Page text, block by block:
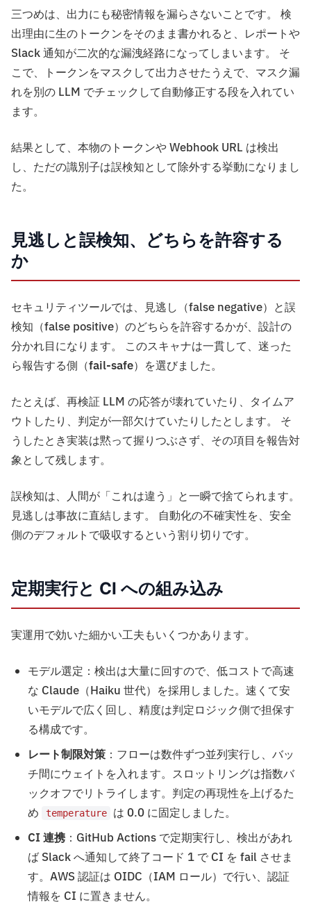
三つめは、出力にも秘密情報を漏らさないことです。 検
出理由に生のトークンをそのまま書かれると、レポートや
Slack 通知が二次的な漏洩経路になってしまいます。 そ
こで、トークンをマスクして出力させたうえで、マスク漏
れを別の LLM でチェックして自動修正する段を入れてい
ます。
結果として、本物のトークンや Webhook URL は検出
し、ただの識別子は誤検知として除外する挙動になりまし
た。
見逃しと誤検知、どちらを許容する
か
セキュリティツールでは、見逃し（false negative）と誤
検知（false positive）のどちらを許容するかが、設計の
分かれ目になります。 このスキャナは一貫して、迷った
ら報告する側（fail-safe）を選びました。
たとえば、再検証 LLM の応答が壊れていたり、タイムア
ウトしたり、判定が一部欠けていたりしたとします。 そ
うしたとき実装は黙って握りつぶさず、その項目を報告対
象として残します。
誤検知は、人間が「これは違う」と一瞬で捨てられます。
見逃しは事故に直結します。 自動化の不確実性を、安全
側のデフォルトで吸収するという割り切りです。
定期実行と CI への組み込み
実運用で効いた細かい工夫もいくつかあります。
モデル選定：検出は大量に回すので、低コストで高速
な Claude（Haiku 世代）を採用しました。速くて安
いモデルで広く回し、精度は判定ロジック側で担保す
る構成です。
レート制限対策 ：フローは数件ずつ並列実行し、バッ
チ間にウェイトを入れます。スロットリングは指数バ
ックオフでリトライします。判定の再現性を上げるた
め
temperature
は 0.0 に固定しました。
CI 連携 ：GitHub Actions で定期実行し、検出があれ
ば Slack へ通知して終了コード 1 で CI を fail させま
す。AWS 認証は OIDC（IAM ロール）で行い、認証
情報を CI に置きません。